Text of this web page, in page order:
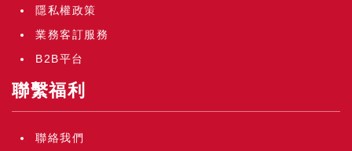
隱私權政策
業務客訂服務
B2B平台
聯繫福利
聯絡我們